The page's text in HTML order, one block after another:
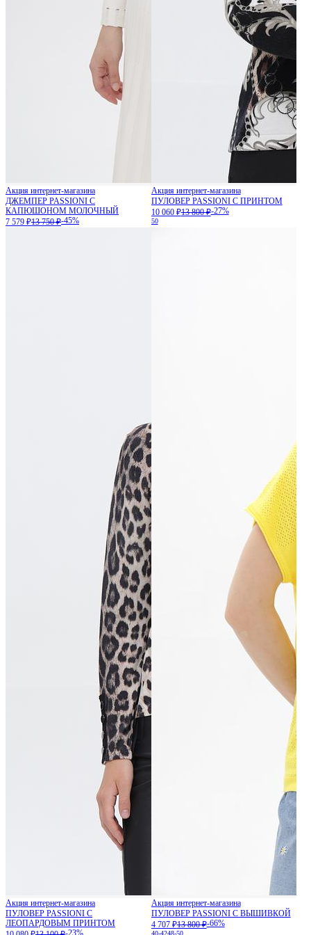
Акция интернет-магазина
ДЖЕМПЕР PASSIONI С
КАПЮШОНОМ МОЛОЧНЫЙ
7 579 ₽13 750 ₽-45%
Акция интернет-магазина
ПУЛОВЕР PASSIONI С ПРИНТОМ
10 060 ₽13 800 ₽-27%
50
Акция интернет-магазина
ПУЛОВЕР PASSIONI С
ЛЕОПАРДОВЫМ ПРИНТОМ
Акция интернет-магазина
ПУЛОВЕР PASSIONI С ВЫШИВКОЙ
4 707 ₽13 800 ₽-66%